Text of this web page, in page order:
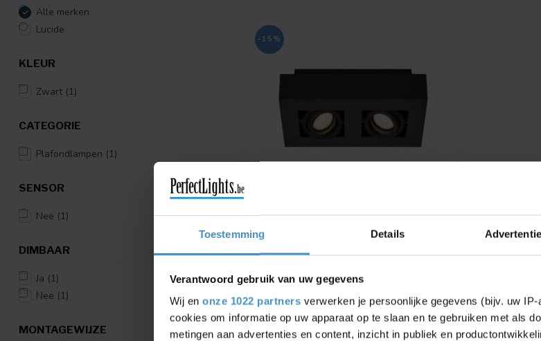
Toestemming Details
Verantwoord gebruik van uw gegevens
Wij en onze 1022 partners verwerken je persoonlijke gegevens (bijv. uw
cookies om informatie op uw apparaat op te slaan en te gebruiken met als
metingen aan advertenties en content, inzicht in publiek en
Alle merken
Lucide
KLEUR
Zwart (1)
CATEGORIE
Plafondlampen (1)
SENSOR
Nee (1)
DIMBAAR
Ja (1)
Nee (1)
MONTAGEWIJZE
-15%
XIRAX - PLAFONDSPOT - LED DIM
TO WARM - GU10 - 2X5W
09119/11/30
Draaibare Lucide plafondspot met 2x5W
LED GU10
€99,95 €84,96